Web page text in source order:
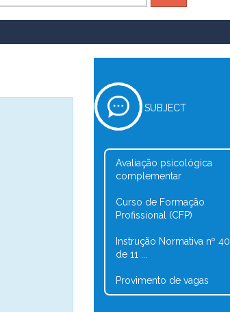
SUBJECT
Avaliação psicológica
complementar
Curso de Formação
Profissional (CFP)
Instrução Normativa nº 40,
de 11 ...
Provimento de vagas